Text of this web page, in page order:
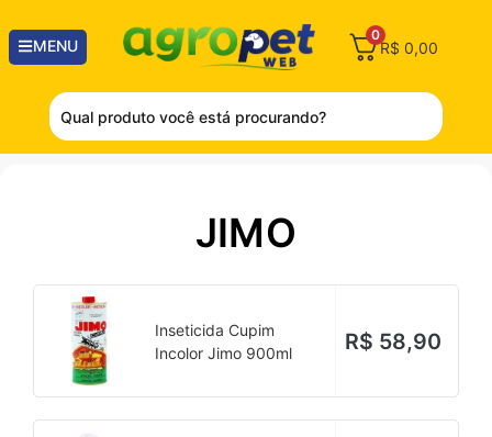
MENU
0
R$ 0,00
JIMO
Inseticida Cupim
Incolor Jimo 900ml
R$ 58,90